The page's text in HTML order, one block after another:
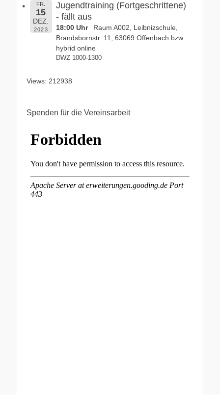
FR.
15
DEZ.
2023
Jugendtraining (Fortgeschrittene)
- fällt aus
18:00 Uhr
Raum A002, Leibnizschule,
Brandsbornstr. 11, 63069 Offenbach bzw.
hybrid online
DWZ 1000-1300
Views: 212938
Spenden für die Vereinsarbeit